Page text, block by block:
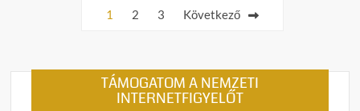
puccs
Bejegyzések
1 2 3 Következő
TÁMOGATOM A NEMZETI
INTERNETFIGYELŐT